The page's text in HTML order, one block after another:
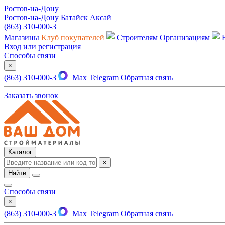
Ростов-на-Дону
Ростов-на-Дону Батайск Аксай
(863) 310-000-3
Магазины Клуб покупателей Строителям Организациям
Вход или регистрация
Способы связи
×
(863) 310-000-3 Max Telegram Обратная связь
Заказать звонок
Каталог
×
Найти
Способы связи
×
(863) 310-000-3 Max Telegram Обратная связь